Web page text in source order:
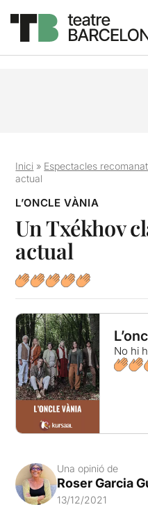
Inici » Espectacles
actual
L’ONCLE VÀNIA
Un Txékhov
actual
No hi
Una opinió de
Roser Garcia
13/12/2021